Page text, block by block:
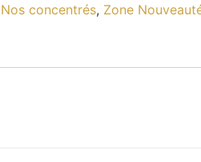
Nos concentrés, Zone